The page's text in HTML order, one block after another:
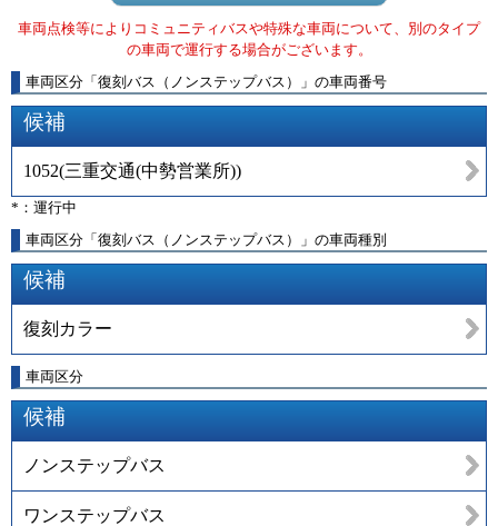
車両点検等によりコミュニティバスや特殊な車両について、別のタイプ
の車両で運行する場合がございます。
車両区分 「 復刻バス（ノンステップバス） 」 の車両番号
候補
1052(三重交通(中勢営業所))
*：運行中
車両区分「復刻バス（ノンステップバス）」の車両種別
候補
復刻カラー
車両区分
候補
ノンステップバス
ワンステップバス